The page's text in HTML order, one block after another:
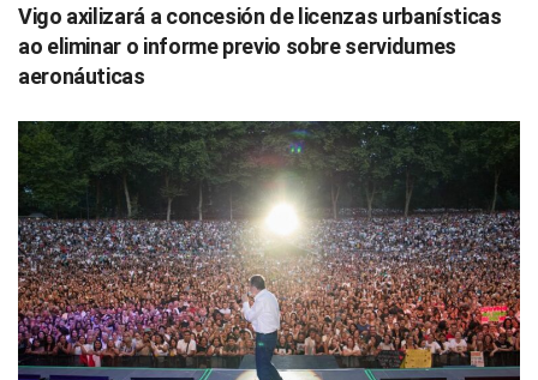
Vigo axilizará a concesión de licenzas urbanísticas
ao eliminar o informe previo sobre servidumes
aeronáuticas